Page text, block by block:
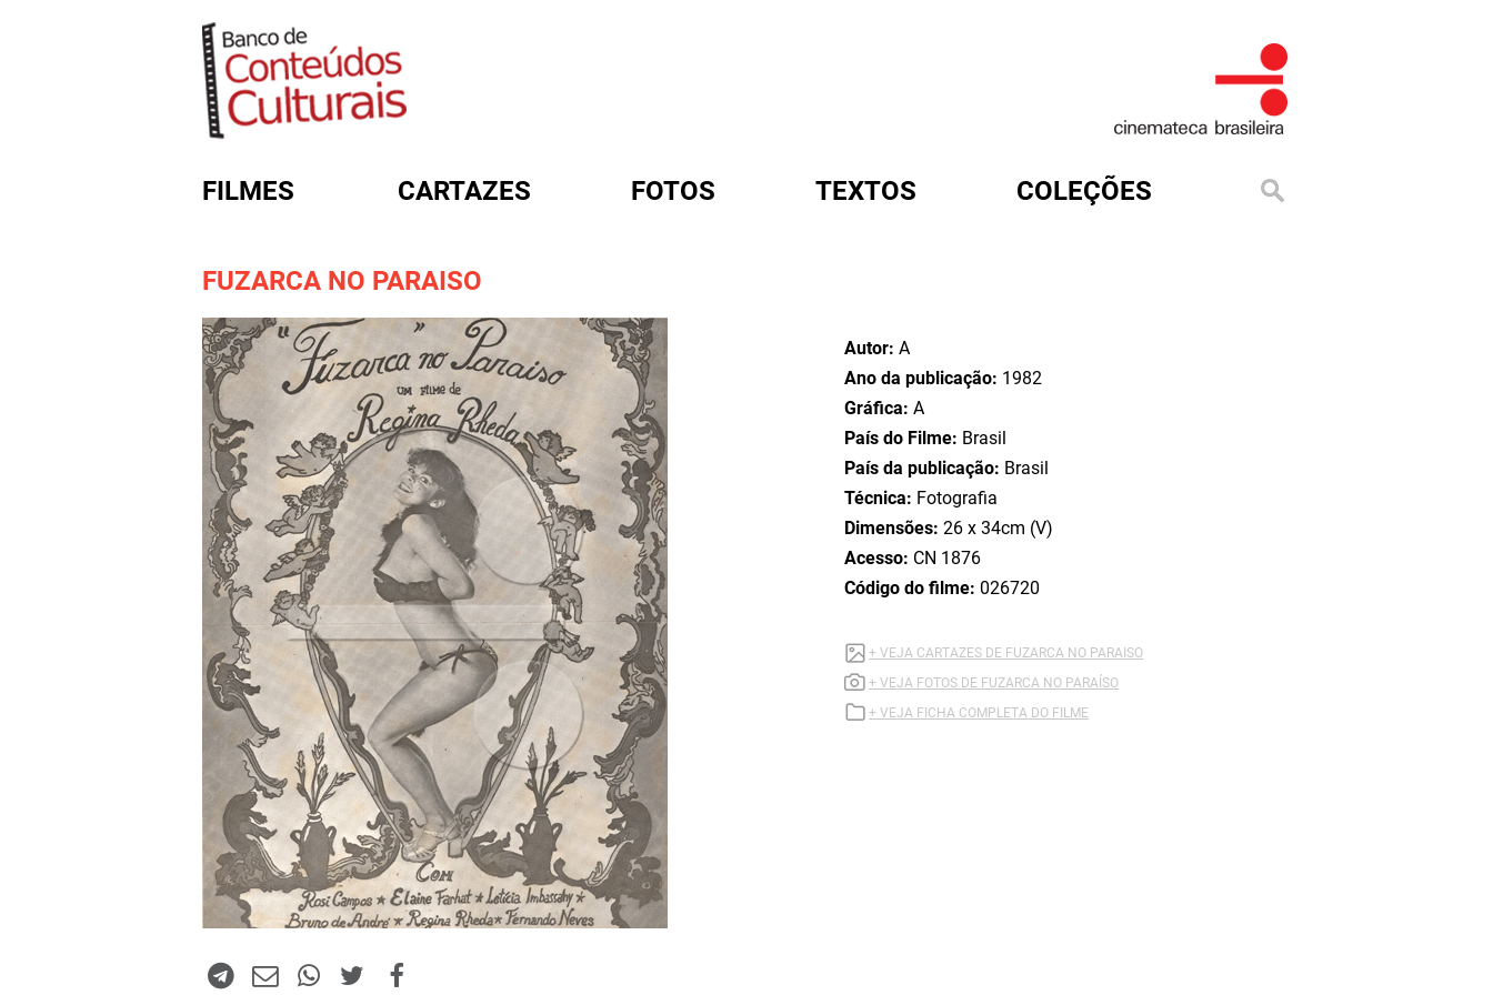
FILMES CARTAZES FOTOS TEXTOS COLEÇÕES
FUZARCA NO PARAISO
Autor:A
Ano da publicação: 1982
Gráfica:A
País do Filme: Brasil
País da publicação: Brasil
Técnica: Fotografia
Dimensões:26 x 34cm (V)
Acesso: CN 1876
Código do filme:026720
+ VEJA CARTAZES DE FUZARCA NO PARAISO
+ VEJA FOTOS DE FUZARCA NO PARAÍSO
+ VEJA FICHA COMPLETA DO FILME